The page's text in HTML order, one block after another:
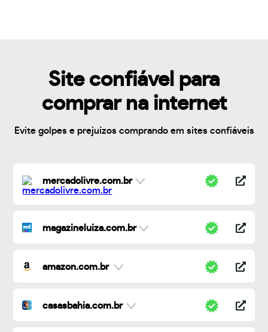
Site confiável para
comprar na internet
Evite golpes e prejuízos comprando em sites confiáveis
mercadolivre.com.br
magazineluiza.com.br
amazon.com.br
casasbahia.com.br